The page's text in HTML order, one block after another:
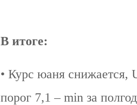
В итоге:
• Курс юаня снижается,
порог 7,1 – min за